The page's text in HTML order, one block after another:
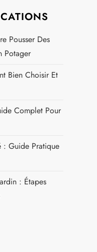
Pousser Des
Potager
Bien Choisir Et
Complet Pour
: Guide Pratique
: Étapes